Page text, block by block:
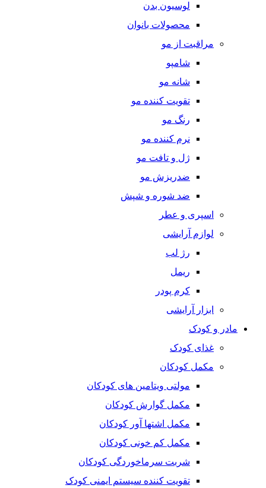
لوسیون بدن
محصولات بانوان
مراقبت از مو
شامپو
شانه مو
تقویت کننده مو
رنگ مو
نرم کننده مو
ژل و تافت مو
ضدریزش مو
ضد شوره و شپش
اسپری و عطر
لوازم آرایشی
رژ لب
ریمل
کرم پودر
ابزار آرایشی
مادر و کودک
غذای کودک
مکمل کودکان
مولتی ویتامین های کودکان
مکمل گوارش کودکان
مکمل اشتها آور کودکان
مکمل کم خونی کودکان
شربت سرماخوردگی کودکان
تقویت کننده سیستم ایمنی کودک